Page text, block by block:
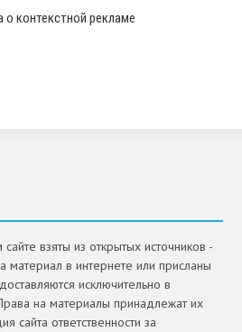
о контекстной рекламе
взяты из открытых источников -
материал в интернете или присланы
исключительно в
на материалы принадлежат их
сайта ответственности за